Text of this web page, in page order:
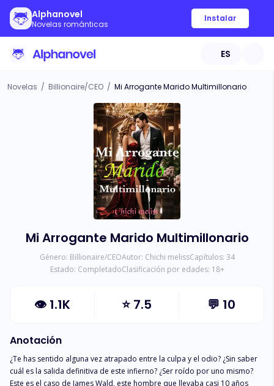
Alphanovel
Novelas románticas
Instalar
ES
Novelas / Billionaire/CEO / Mi Arrogante Marido Multimillonario
Mi Arrogante Marido Multimillonario
Género: Billionaire/CEOAutor: Chichi melissCapítulos: 34
Estado: CompletadoClasificación por edades: 18+
👁 1.1K ⭐7.5 💬 10
Anotación
¿Te has sentido alguna vez atrapado entre la culpa y el odio? ¿Sin saber
cuál es la salida definitiva de este infierno? ¿Ser roído por uno mismo?
Este es el caso de James Wald, este hombre que llevaba casi 10 años